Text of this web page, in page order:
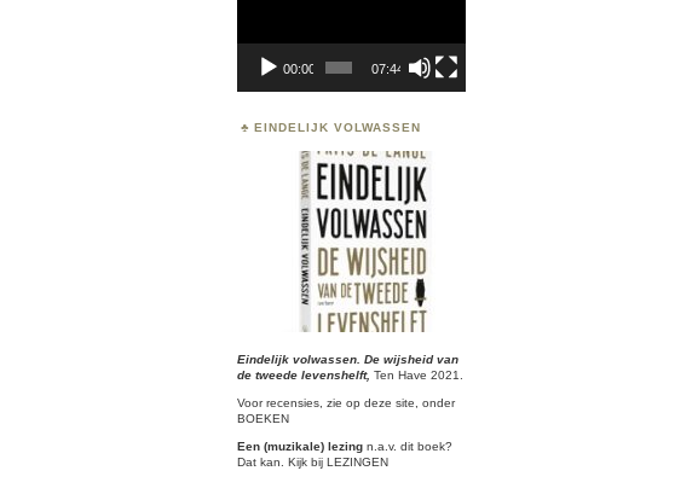
00:00 07:44
EINDELIJK VOLWASSEN
Eindelijk volwassen. De wijsheid van
de tweede levenshelft, Ten Have 2021.
Voor recensies, zie op deze site, onder
BOEKEN
Een (muzikale) lezing n.a.v. dit boek?
Dat kan. Kijk bij LEZINGEN